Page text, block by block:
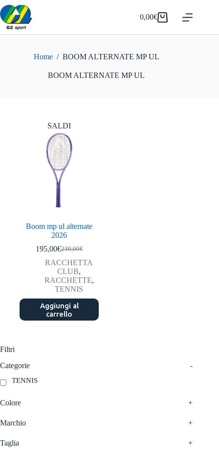
Salta
al
contenuto
Carrello
0,00€
Home / BOOM ALTERNATE MP UL
BOOM ALTERNATE MP UL
SALDI
Boom mp ul alternate
2026
230,00€
Il
prezzo
originale
era:
230,00€.
195,00€Il
prezzo
attuale
è:
195,00€.
RACCHETTA
CLUB,
RACCHETTE,
TENNIS
Aggiungi al
carrello
Filtri
Categorie
-
TENNIS
Colore +
Marchio +
Taglia +